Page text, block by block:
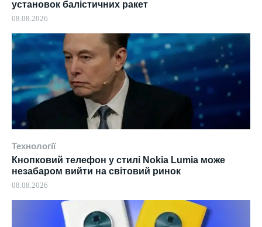
установок балістичних ракет
08.08.2026
Технології
Кнопковий телефон у стилі Nokia Lumia може
незабаром вийти на світовий ринок
08.08.2026